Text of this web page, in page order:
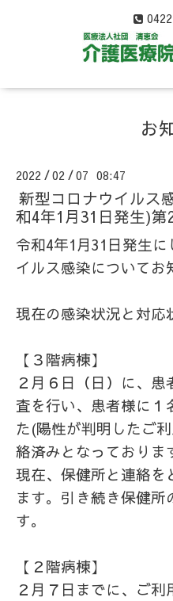
お
2022 /02 /07 08:47
新型コロナウイルス
和4年1月31日発生)第
令和4年1月31日発生
イルス感染についてお
現在の感染状況と対応
【３階病棟】
２月６日（日）に、
査を行い、患者様に１
た(陽性が判明したご
絡済みとなっておりま
現在、保健所と連絡を
ます。引き続き保健所
す。
【２階病棟】
２月７日までに、ご